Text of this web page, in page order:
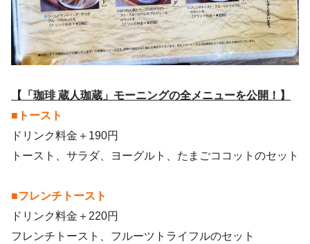
【「珈琲 蔵人珈蔵」モーニングの全メニューを公開！】
■トースト
ドリンク料金＋190円
トースト、サラダ、ヨーグルト、たまごココットのセット
■フレンチトースト
ドリンク料金＋220円
フレンチトースト、フルーツトライフルのセット